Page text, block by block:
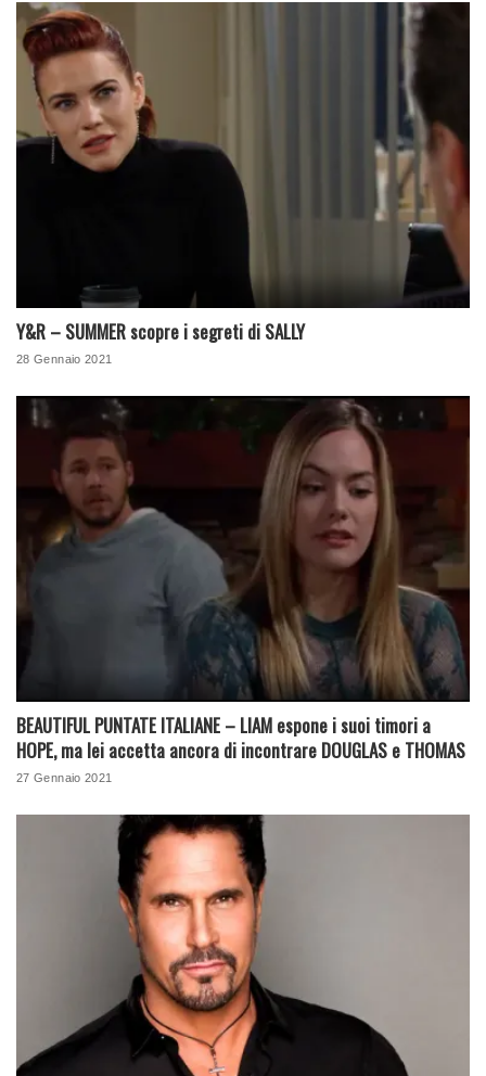
Y&R – SUMMER scopre i segreti di SALLY
28 Gennaio 2021
BEAUTIFUL PUNTATE ITALIANE – LIAM espone i suoi timori a
HOPE, ma lei accetta ancora di incontrare DOUGLAS e THOMAS
27 Gennaio 2021